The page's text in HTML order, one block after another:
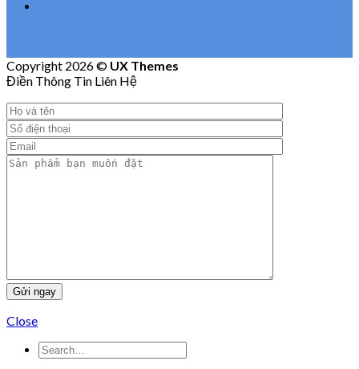
Copyright 2026 © UX Themes
Điền Thông Tin Liên Hệ
Close